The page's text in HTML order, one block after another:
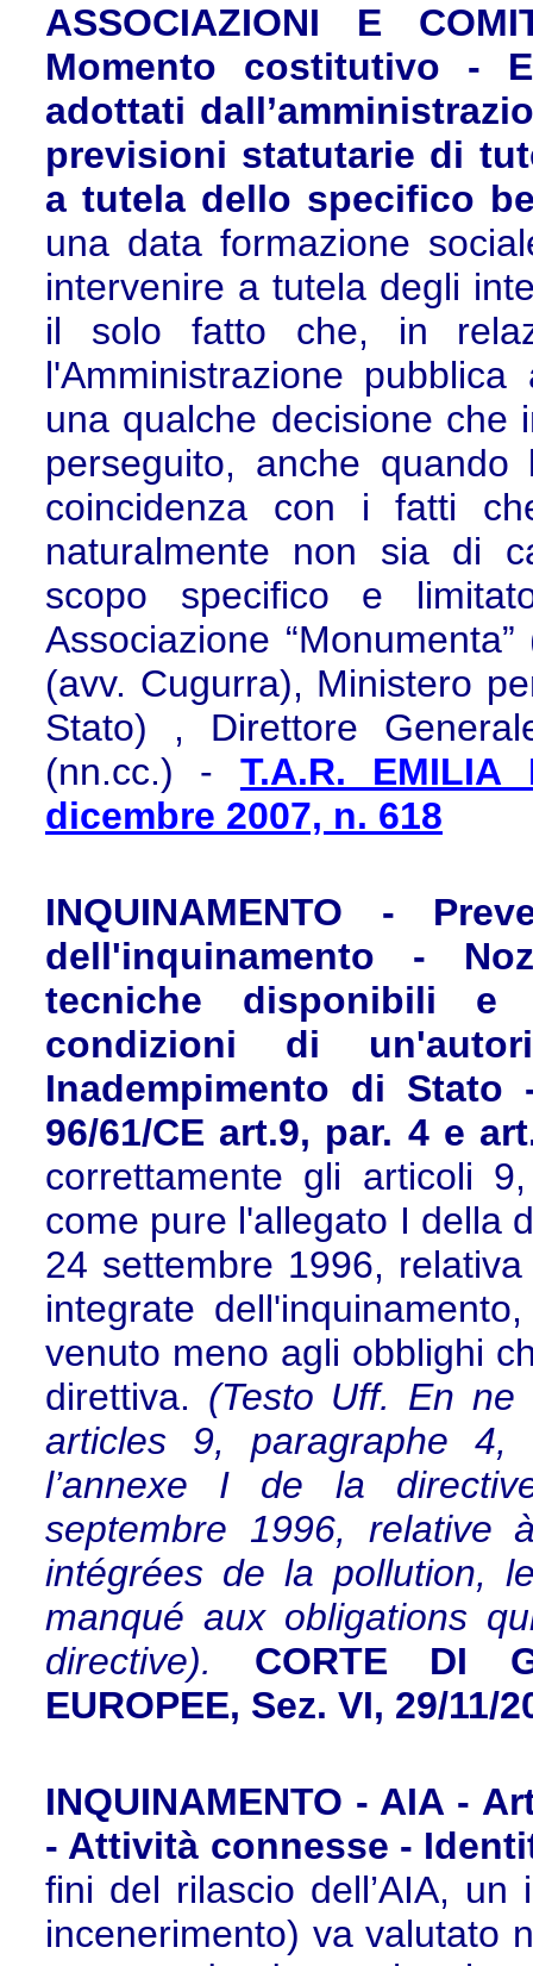
ASSOCIAZIONI E
Momento costitutivo -
adottati
previsioni statutarie di
a tutela dello specifico
una data formazione
intervenire a tutela degli
il solo fatto che, in
l'Amministrazione
una qualche decisione che
perseguito, anche
coincidenza con i fatti
naturalmente non sia di
scopo specifico e
Associazione
(avv. Cugurra), Ministero
Stato) , Direttore
(nn.cc.) -
T.A.R.
dicembre 2007, n. 618
INQUINAMENTO -
dell'inquinamento -
tecniche disponibili e
condizioni di
Inadempimento di Stato
96/61/CE art.9, par. 4 e
correttamente gli articoli
come pure l'allegato I della
24 settembre 1996,
integrate
venuto meno agli obblighi
direttiva. (Testo Uff. En ne
articles 9, paragraphe
l’annexe I de la
septembre 1996,
intégrées de la pollution,
manqué aux obligations
directive).
CORTE DI
EUROPEE, Sez. VI, 29/11/
INQUINAMENTO - AIA -
- Attività connesse -
fini del rilascio dell’AIA,
incenerimento) va valutato